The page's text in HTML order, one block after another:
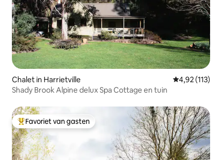
Chalet in Harrietville Gemiddelde
4,92 (113)
Shady Brook Alpine delux Spa Cottage en tuin
Topfavoriet van gasten
Favoriet van gasten